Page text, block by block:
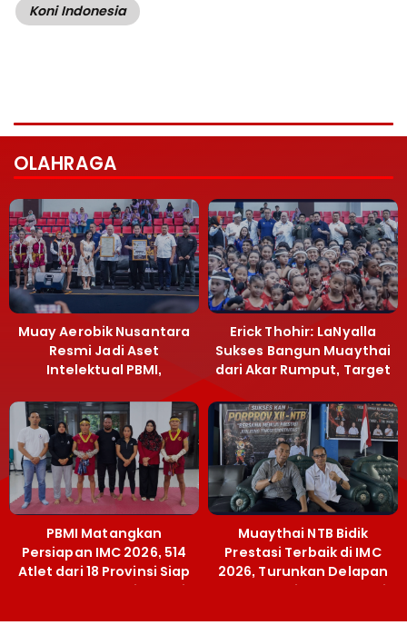
Koni Indonesia
OLAHRAGA
Muay Aerobik Nusantara
Resmi Jadi Aset
Intelektual PBMI,
Terobosan Bangun
Grassroots
Erick Thohir: LaNyalla
Sukses Bangun Muaythai
dari Akar Rumput, Target
PBMI Matangkan
Persiapan IMC 2026, 514
Atlet dari 18 Provinsi Siap
Berlaga Besok di Bekasi
Muaythai NTB Bidik
Prestasi Terbaik di IMC
2026, Turunkan Delapan
Atlet ke Kejurnas Bekasi